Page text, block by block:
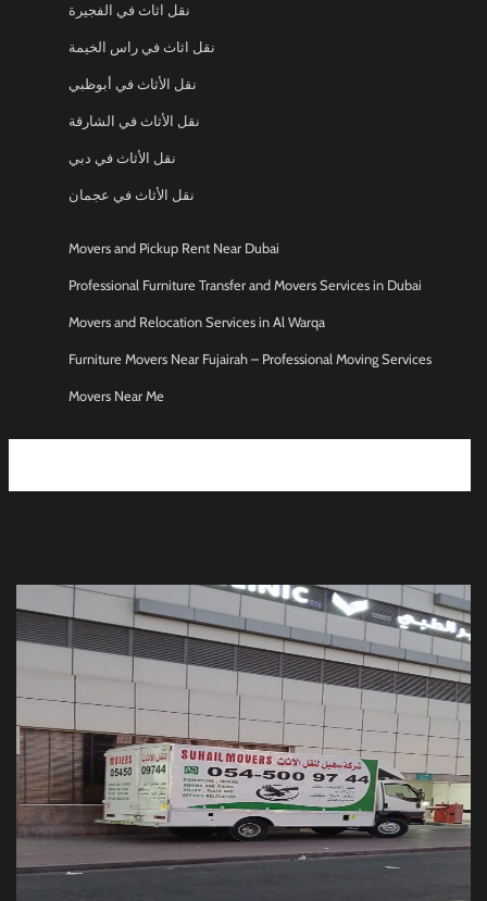
نقل اثاث في الفجيرة
نقل اثاث في راس الخيمة
نقل الأثاث في أبوظبي
نقل الأثاث في الشارقة
نقل الأثاث في دبي
نقل الأثاث في عجمان
Movers and Pickup Rent Near Dubai
Professional Furniture Transfer and Movers Services in Dubai
Movers and Relocation Services in Al Warqa
Furniture Movers Near Fujairah – Professional Moving Services
Movers Near Me